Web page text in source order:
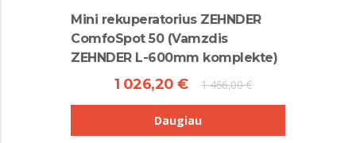
Mini rekuperatorius ZEHNDER
ComfoSpot 50 (Vamzdis
ZEHNDER L-600mm komplekte)
1 026,20 € 1 466,00 €
Daugiau